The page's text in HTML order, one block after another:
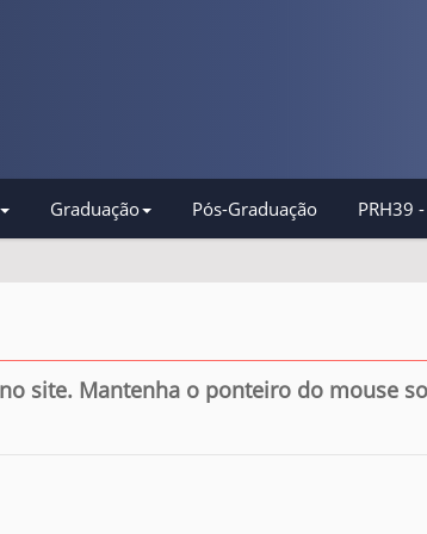
Graduação Pós-Graduação PRH39
site. Mantenha o ponteiro do mouse